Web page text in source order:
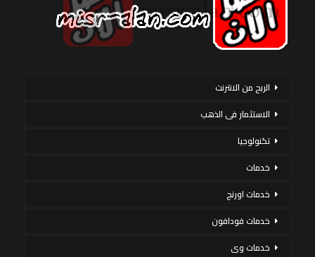
الربح من الانترنت
الاستثمار فى الذهب
تكنولوجيا
خدمات
خدمات اورنج
خدمات فودافون
خدمات وى